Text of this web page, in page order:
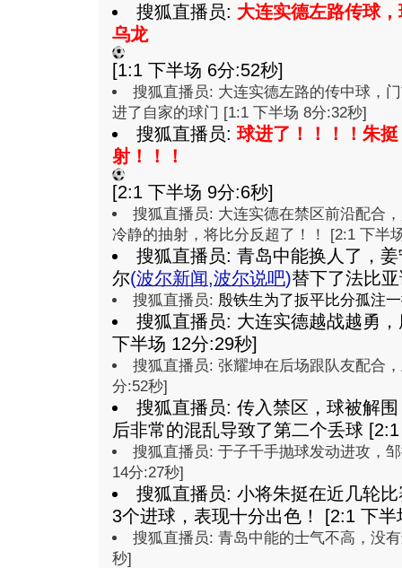
搜狐直播员: 大连实德左路传球
乌龙
[1:1 下半场 6分:52秒]
搜狐直播员: 大连实德左路的传中球，
进了自家的球门 [1:1 下半场 8分:32秒]
搜狐直播员:球进了！！！！朱
射！！！
[2:1 下半场 9分:6秒]
搜狐直播员: 大连实德在禁区前沿配合
冷静的抽射，将比分反超了！！ [2:1 下半
搜狐直播员: 青岛中能换人了，
尔(波尔新闻,波尔说吧)替下了法比
搜狐直播员: 殷铁生为了扳平比分孤注
搜狐直播员: 大连实德越战越勇
下半场 12分:29秒]
搜狐直播员: 张耀坤在后场跟队友配合
分:52秒]
搜狐直播员: 传入禁区，球被解
后非常的混乱导致了第二个丢球
搜狐直播员: 于子千手抛球发动进攻，
14分:27秒]
搜狐直播员: 小将朱挺在近几轮
3个进球，表现十分出色！ [2:1 下
搜狐直播员: 青岛中能的士气不高，没
秒]